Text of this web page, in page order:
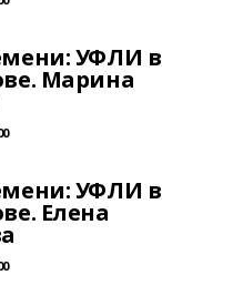
УФЛИ в
Марина
УФЛИ в
Елена